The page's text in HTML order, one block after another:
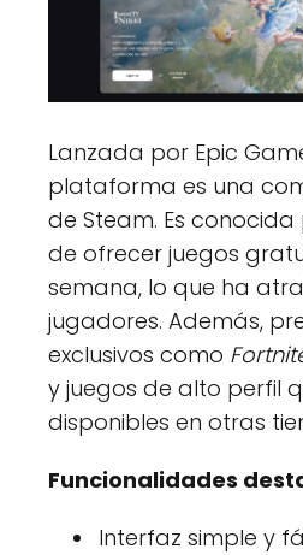
Lanzada por Epic
plataforma es una
de Steam. Es
de ofrecer juegos
semana, lo que ha
jugadores. Además,
exclusivos como
y juegos de alto perfil
disponibles en otras
Funcionalidades
Interfaz simple y